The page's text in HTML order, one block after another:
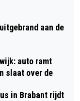
OP
aan de
auto ramt
slaat over de
in Brabant rijdt